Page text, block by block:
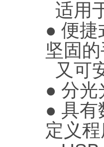
适用
● 便捷
坚固
又可
● 分光
● 具有
定义